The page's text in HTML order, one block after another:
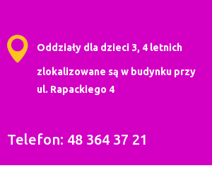
Oddziały dla dzieci 3, 4 letnich
zlokalizowane są w budynku przy
ul. Rapackiego 4
Telefon: 48 364 37 21